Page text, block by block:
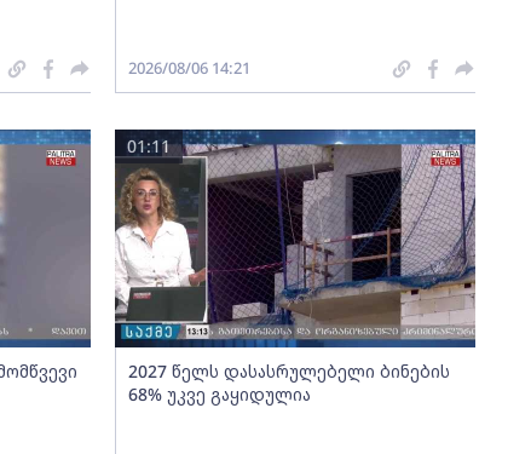
2026/08/06 14:21
2027 წელს დასასრულებელი ბინების
68% უკვე გაყიდულია
01:11